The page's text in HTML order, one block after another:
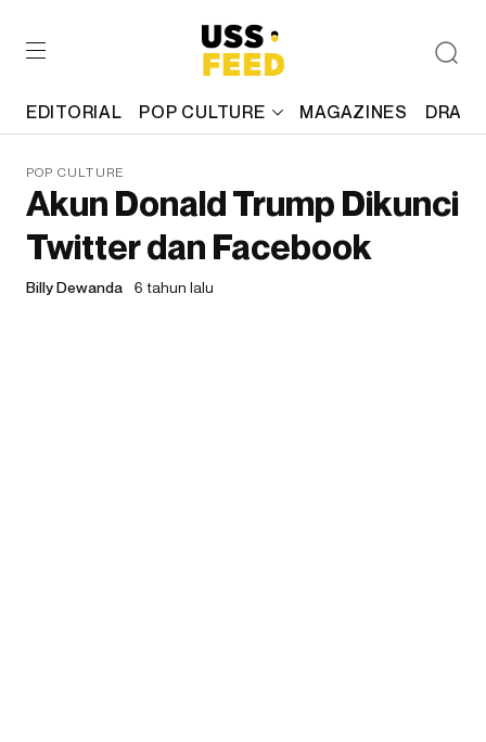
EDITORIAL POP CULTURE MAGAZINES
POP CULTURE
Akun Donald Trump Dikunci
Twitter dan Facebook
Billy Dewanda 6 tahun lalu